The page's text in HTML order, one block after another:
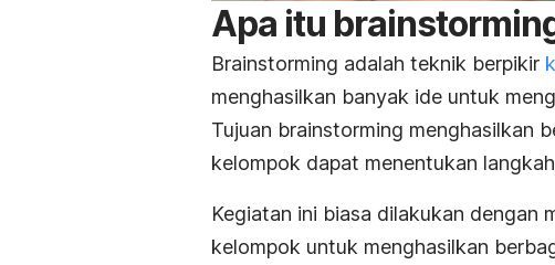
Apa itu
Brainstorming adalah teknik berpikir
menghasilkan banyak ide untuk
Tujuan brainstorming menghasilkan
kelompok dapat menentukan
Kegiatan ini biasa dilakukan dengan
kelompok untuk menghasilkan